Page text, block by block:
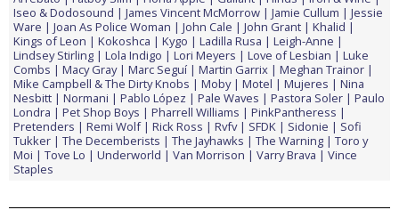
Iseo & Dodosound
James Vincent McMorrow Jamie Cullum
Jessie
Ware
Joan As Police Woman John Cale John Grant
Khalid
Kings of Leon
Kokoshca Kygo Ladilla Rusa
Leigh-Anne
Lindsey Stirling
Lola Indigo Lori Meyers Love of Lesbian
Luke
Combs
Macy Gray Marc Seguí Martin Garrix
Meghan Trainor
Mike Campbell & The Dirty Knobs
Moby Motel Mujeres
Nina
Nesbitt
Normani Pablo López Pale Waves Pastora Soler
Paulo
Londra
Pet Shop Boys Pharrell Williams
PinkPantheress
Pretenders
Remi Wolf Rick Ross Rvfv SFDK Sidonie
Sofi
Tukker
The Decemberists The Jayhawks The Warning
Toro y
Moi
Tove Lo Underworld Van Morrison Varry Brava
Vince
Staples